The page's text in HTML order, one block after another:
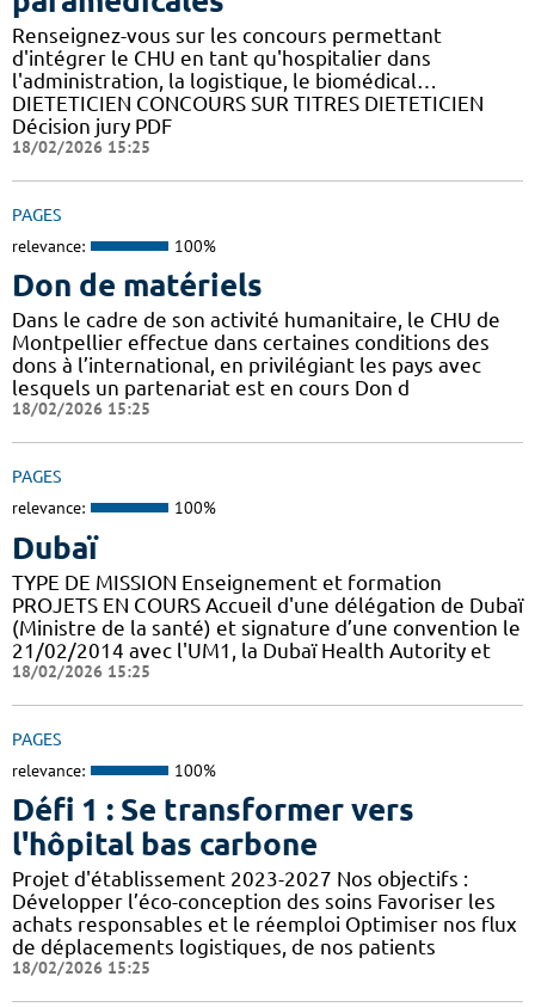
Renseignez-vous sur les concours permettant
d'intégrer le CHU en tant qu'hospitalier dans
l'administration, la logistique, le biomédical…
DIETETICIEN CONCOURS SUR TITRES DIETETICIEN
Décision jury PDF
18/02/2026 15:25
PAGES
relevance: 100%
Don de matériels
Dans le cadre de son activité humanitaire, le CHU de
Montpellier effectue dans certaines conditions des
dons à l’international, en privilégiant les pays avec
lesquels un partenariat est en cours Don d
18/02/2026 15:25
PAGES
relevance: 100%
Dubaï
TYPE DE MISSION Enseignement et formation
PROJETS EN COURS Accueil d'une délégation de Dubaï
(Ministre de la santé) et signature d’une convention le
21/02/2014 avec l'UM1, la Dubaï Health Autority et
18/02/2026 15:25
PAGES
relevance: 100%
Défi 1 : Se transformer vers
l'hôpital bas carbone
Projet d'établissement 2023-2027 Nos objectifs :
Développer l’éco-conception des soins Favoriser les
achats responsables et le réemploi Optimiser nos flux
de déplacements logistiques, de nos patients
18/02/2026 15:25